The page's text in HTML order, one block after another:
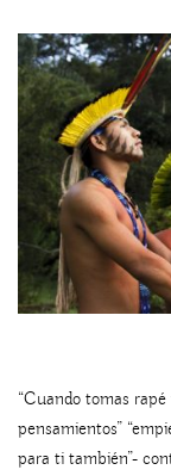
“Cuando tomas
pensamientos”
para ti también”-